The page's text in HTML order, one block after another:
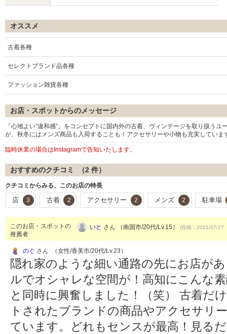
オススメ
古着各種
セレクトブランド品各種
ファッション雑貨各種
お店・スポットからのメッセージ
「心地よい“違和感”」をコンセプトに国内外の古着、ヴィンテージを取り扱う
が、秋冬にはメンズ商品も入荷することも！アクセサリーや小物も充実してい
臨時休業の場合はInstagramで告知いたします。
おすすめのクチコミ （2 件）
クチコミからみる、このお店の特長
店 3 古着 2 アクセサリー 2 メンズ 2 駐車場
このお店・スポットの
推薦者
いと さん （南国市/20代/Lv.15） (投稿：2021/07/27
のぐ さん （女性/香美市/20代/Lv.23）
隠れ家のような細い通路の先にお店が
ルでオシャレな空間が！高知にこんな
と同時に興奮しました！（笑） 古着だ
トされたブランドの商品やアクセサリ
ています。どれもセンスが最高！見る